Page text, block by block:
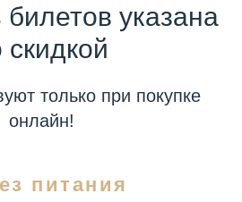
указана
скидкой
только при покупке
онлайн!
питания